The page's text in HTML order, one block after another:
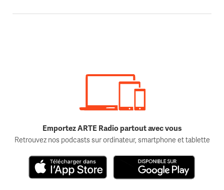
Emportez ARTE Radio partout avec vous
Retrouvez nos podcasts sur ordinateur, smartphone et tablette